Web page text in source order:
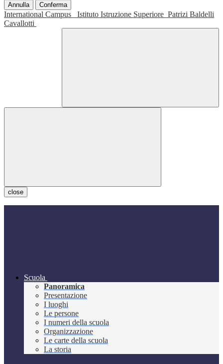
Annulla Conferma
International Campus Istituto Istruzione Superiore Patrizi Baldelli
Cavallotti
close
Scuola
Panoramica
Presentazione
I luoghi
Le persone
I numeri della scuola
Organizzazione
Le carte della scuola
La storia